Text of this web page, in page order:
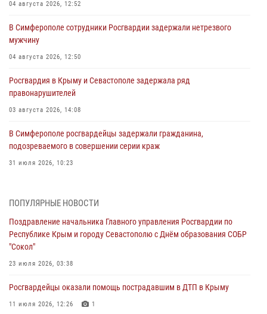
04 августа 2026, 12:52
В Симферополе сотрудники Росгвардии задержали нетрезвого
мужчину
04 августа 2026, 12:50
Росгвардия в Крыму и Севастополе задержала ряд
правонарушителей
03 августа 2026, 14:08
В Симферополе росгвардейцы задержали гражданина,
подозреваемого в совершении серии краж
31 июля 2026, 10:23
объекте в Севастополе
Росгвардейцы Севастополя пресекли противоправные действия на
охраняемом объекте
29 июля 2026, 12:34
Росгвардейцы Крыма и Севастополя отметили День Крещения Руси
28 июля 2026, 14:18
ПОПУЛЯРНЫЕ НОВОСТИ
Поздравление начальника Главного управления Росгвардии по
Республике Крым и городу Севастополю с Днём образования СОБР
"Сокол"
23 июля 2026, 03:38
Росгвардейцы оказали помощь пострадавшим в ДТП в Крыму
11 июля 2026, 12:26 1